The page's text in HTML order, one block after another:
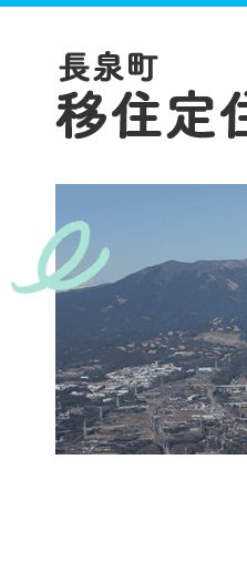
枚
目
の
ス
ラ
枚
目
の
ス
ラ